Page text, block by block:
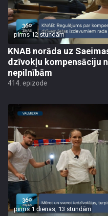
pirms 12 stundām
KNAB norāda uz
dzīvokļu kompensāciju
nepilnībām
414. epizode
pirms 1 dienas, 13 stundām